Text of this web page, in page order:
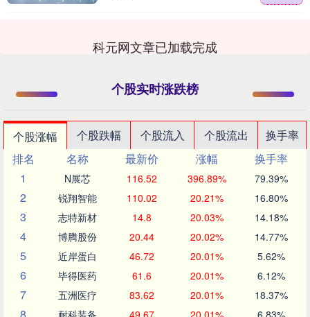
科元网文章已加载完成
个股实时涨跌榜
个股涨幅 个股跌幅 个股流入 个股流出
换手率
排名
名称 最新价 涨幅
换手率
1
N展芯 116.52 396.89% 79.39%
2 锐翔智能 110.02 20.21% 16.80%
3 志特新材 14.8 20.03% 14.18%
4 博腾股份 20.44 20.02% 14.77%
5 近岸蛋白 46.72 20.01% 5.62%
6 毕得医药 61.6 20.01% 6.12%
7 五洲医疗 83.62 20.01% 18.37%
耐科装备 49.67 20.01% 6.83%